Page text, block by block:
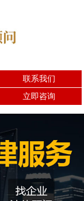
联系我们
立即咨询